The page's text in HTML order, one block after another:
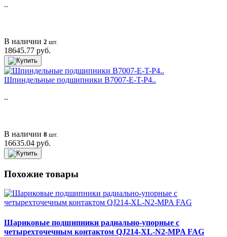
..
В наличии 2 шт.
18645.77 руб.
Шпиндельные подшипники B7007-E-T-P4..
..
В наличии 8 шт.
16635.04 руб.
Похожие товары
Шариковые подшипники радиально-упорные с
четырехточечным контактом QJ214-XL-N2-MPA FAG